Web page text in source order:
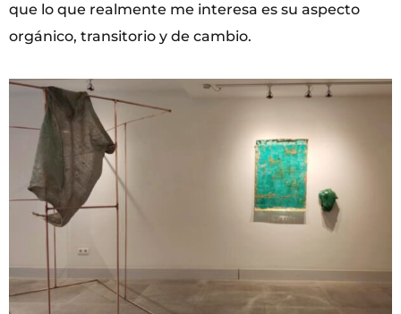
que lo que realmente me interesa es su aspecto
orgánico, transitorio y de cambio.